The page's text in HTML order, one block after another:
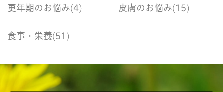
更年期のお悩み(4)
皮膚のお悩み(15)
食事・栄養(51)